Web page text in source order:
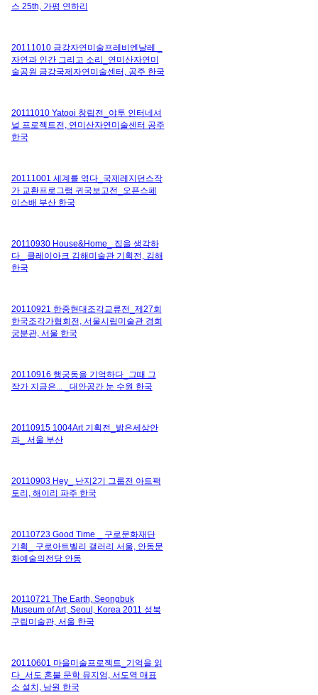
스 25th, 가평 연하리
20111010 금강자연미술프레비엔날레 _
자연과 인간 그리고 소리_연미산자연미
술공원 금강국제자연미술센터, 공주 한국
20111010 Yatooi 창립전_야투 인터네셔
널 프로젝트전, 연미산자연미술센터 공주
한국
20111001 세계를 엮다_국제레지던스작
가 교환프로그램 귀국보고전_오픈스페
이스배 부산 한국
20110930 House&Home_ 집을 생각하
다_ 클레이아크 김해미술관 기획전, 김해
한국
20110921 한중현대조각교류전_제27회
한국조각가협회전, 서울시립미술관 경희
궁분관, 서울 한국
20110916 행궁동을 기억하다_그때 그
작가 지금은... _대안공간 눈 수원 한국
20110915 1004Art 기획전_밝은세상안
과_ 서울 부산
20110903 Hey_ 난지2기 그룹전 아트팩
토리, 해이리 파주 한국
20110723 Good Time _ 구로문화재단
기획_ 구로아트벨리 갤러리 서울, 안동문
화예술의전당 안동
20110721 The Earth, Seongbuk
Museum of Art, Seoul, Korea 2011 성북
구립미술관, 서울 한국
20110601 마을미술프로젝트_기억을 읽
다_서도 혼불 문학 뮤지엄, 서도역 매표
소 설치, 남원 한국